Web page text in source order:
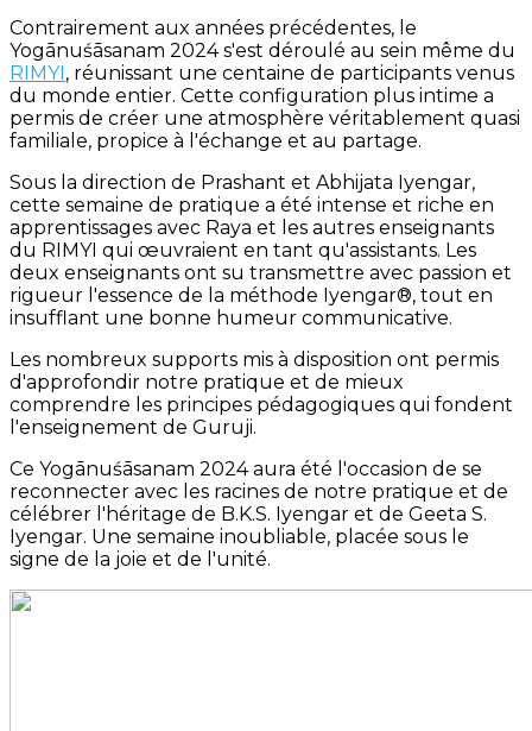
Contrairement aux années précédentes, le
Yogānuśāsanam 2024 s'est déroulé au sein même du
RIMYI , réunissant une centaine de participants venus
du monde entier. Cette configuration plus intime a
permis de créer une atmosphère véritablement quasi
familiale, propice à l'échange et au partage.
Sous la direction de Prashant et Abhijata Iyengar,
cette semaine de pratique a été intense et riche en
apprentissages avec Raya et les autres enseignants
du RIMYI qui œuvraient en tant qu'assistants. Les
deux enseignants ont su transmettre avec passion et
rigueur l'essence de la méthode Iyengar®, tout en
insufflant une bonne humeur communicative.
Les nombreux supports mis à disposition ont permis
d'approfondir notre pratique et de mieux
comprendre les principes pédagogiques qui fondent
l'enseignement de Guruji.
Ce Yogānuśāsanam 2024 aura été l'occasion de se
reconnecter avec les racines de notre pratique et de
célébrer l'héritage de B.K.S. Iyengar et de Geeta S.
Iyengar. Une semaine inoubliable, placée sous le
signe de la joie et de l'unité.